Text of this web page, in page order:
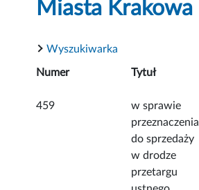
Miasta Krakowa
Wyszukiwarka
Numer Tytuł
459
w sprawie
przeznaczenia
do sprzedaży
w drodze
przetargu